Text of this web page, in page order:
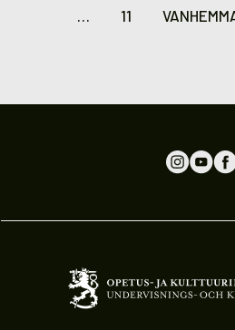
… 11